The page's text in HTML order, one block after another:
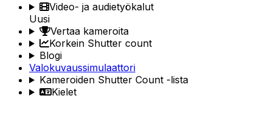
Video- ja audietyökalut
Uusi
Vertaa kameroita
Korkein Shutter count
Blogi
Valokuvaussimulaattori
Kameroiden Shutter Count -lista
Kielet